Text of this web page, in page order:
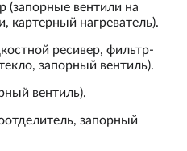
(запорные вентили на
картерный нагреватель).
ресивер, фильтр-
запорный вентиль).
вентиль).
запорный